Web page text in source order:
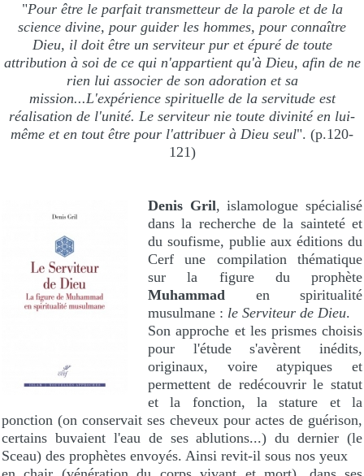
"Pour être le parfait transmetteur de la parole et de la
science divine, pour guider les hommes, pour connaître
Dieu, il doit être un serviteur pur et épuré de toute
attribution à soi de ce qui n'appartient qu'à Dieu, afin de ne
rien lui associer de son adoration et sa
mission...L'expérience spirituelle de la servitude est
réalisation de l'unité. Le serviteur nie toute divinité en lui-
même et en tout être pour l'attribuer à Dieu seul". (p.120-
121)
Denis Gril, islamologue spécialisé
dans la recherche de la sainteté et
du soufisme, publie aux éditions du
Cerf une compilation thématique
sur la figure du prophète
Muhammad en spiritualité
musulmane : le Serviteur de Dieu.
Son approche et les prismes choisis
pour l'étude s'avèrent inédits,
originaux, voire atypiques et
permettent de redécouvrir le statut
et la fonction, la stature et la
ponction (on conservait ses cheveux pour actes de guérison,
certains buvaient l'eau de ses ablutions...) du dernier (le
Sceau) des prophètes envoyés. Ainsi revit-il sous nos yeux